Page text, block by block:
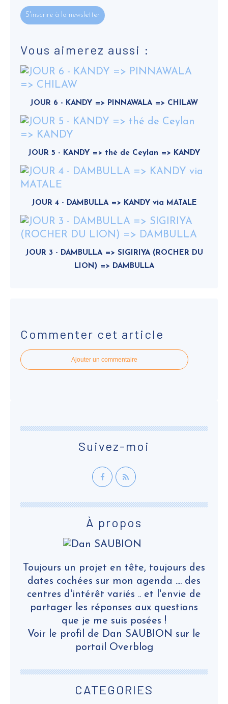
S'inscrire à la newsletter
Vous aimerez aussi :
JOUR 6 - KANDY => PINNAWALA => CHILAW
JOUR 5 - KANDY => thé de Ceylan => KANDY
JOUR 4 - DAMBULLA => KANDY via MATALE
JOUR 3 - DAMBULLA => SIGIRIYA (ROCHER DU
LION) => DAMBULLA
Commenter cet article
Ajouter un commentaire
CATEGORIES
Suivez-moi
À propos
Toujours un projet en tête, toujours des
dates cochées sur mon agenda .... des
centres d'intérêt variés .. et l'envie de
partager les réponses aux questions
que je me suis posées !
Voir le profil de Dan SAUBION sur le
portail Overblog